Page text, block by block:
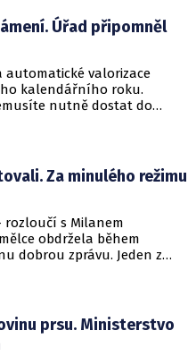
Úřad připomněl
automatické valorizace
kalendářního roku.
nutně dostat do
Za minulého režimu
rozloučí s Milanem
obdržela během
dobrou zprávu. Jeden z
prsu. Ministerstvo